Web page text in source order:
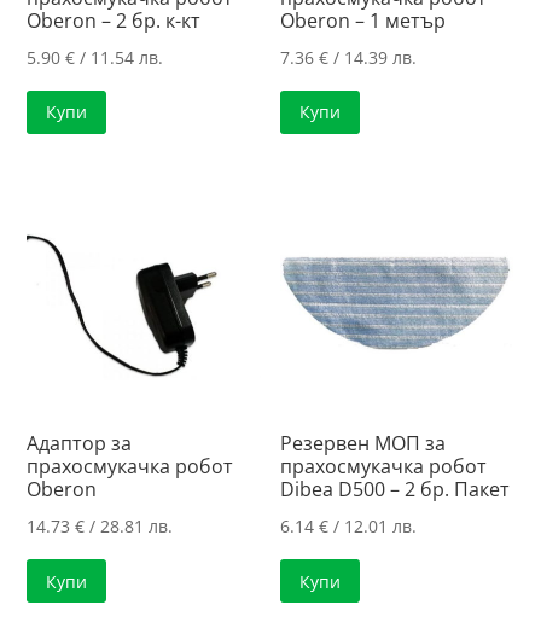
Oberon – 2 бр. к-кт
5.90€ / 11.54 лв.
Купи
Oberon – 1 метър
7.36€ / 14.39 лв.
Купи
Адаптор за
прахосмукачка робот
Oberon
14.73€ / 28.81 лв.
Купи
Резервен МОП за
прахосмукачка робот
Dibea D500 – 2 бр. Пакет
6.14€ / 12.01 лв.
Купи